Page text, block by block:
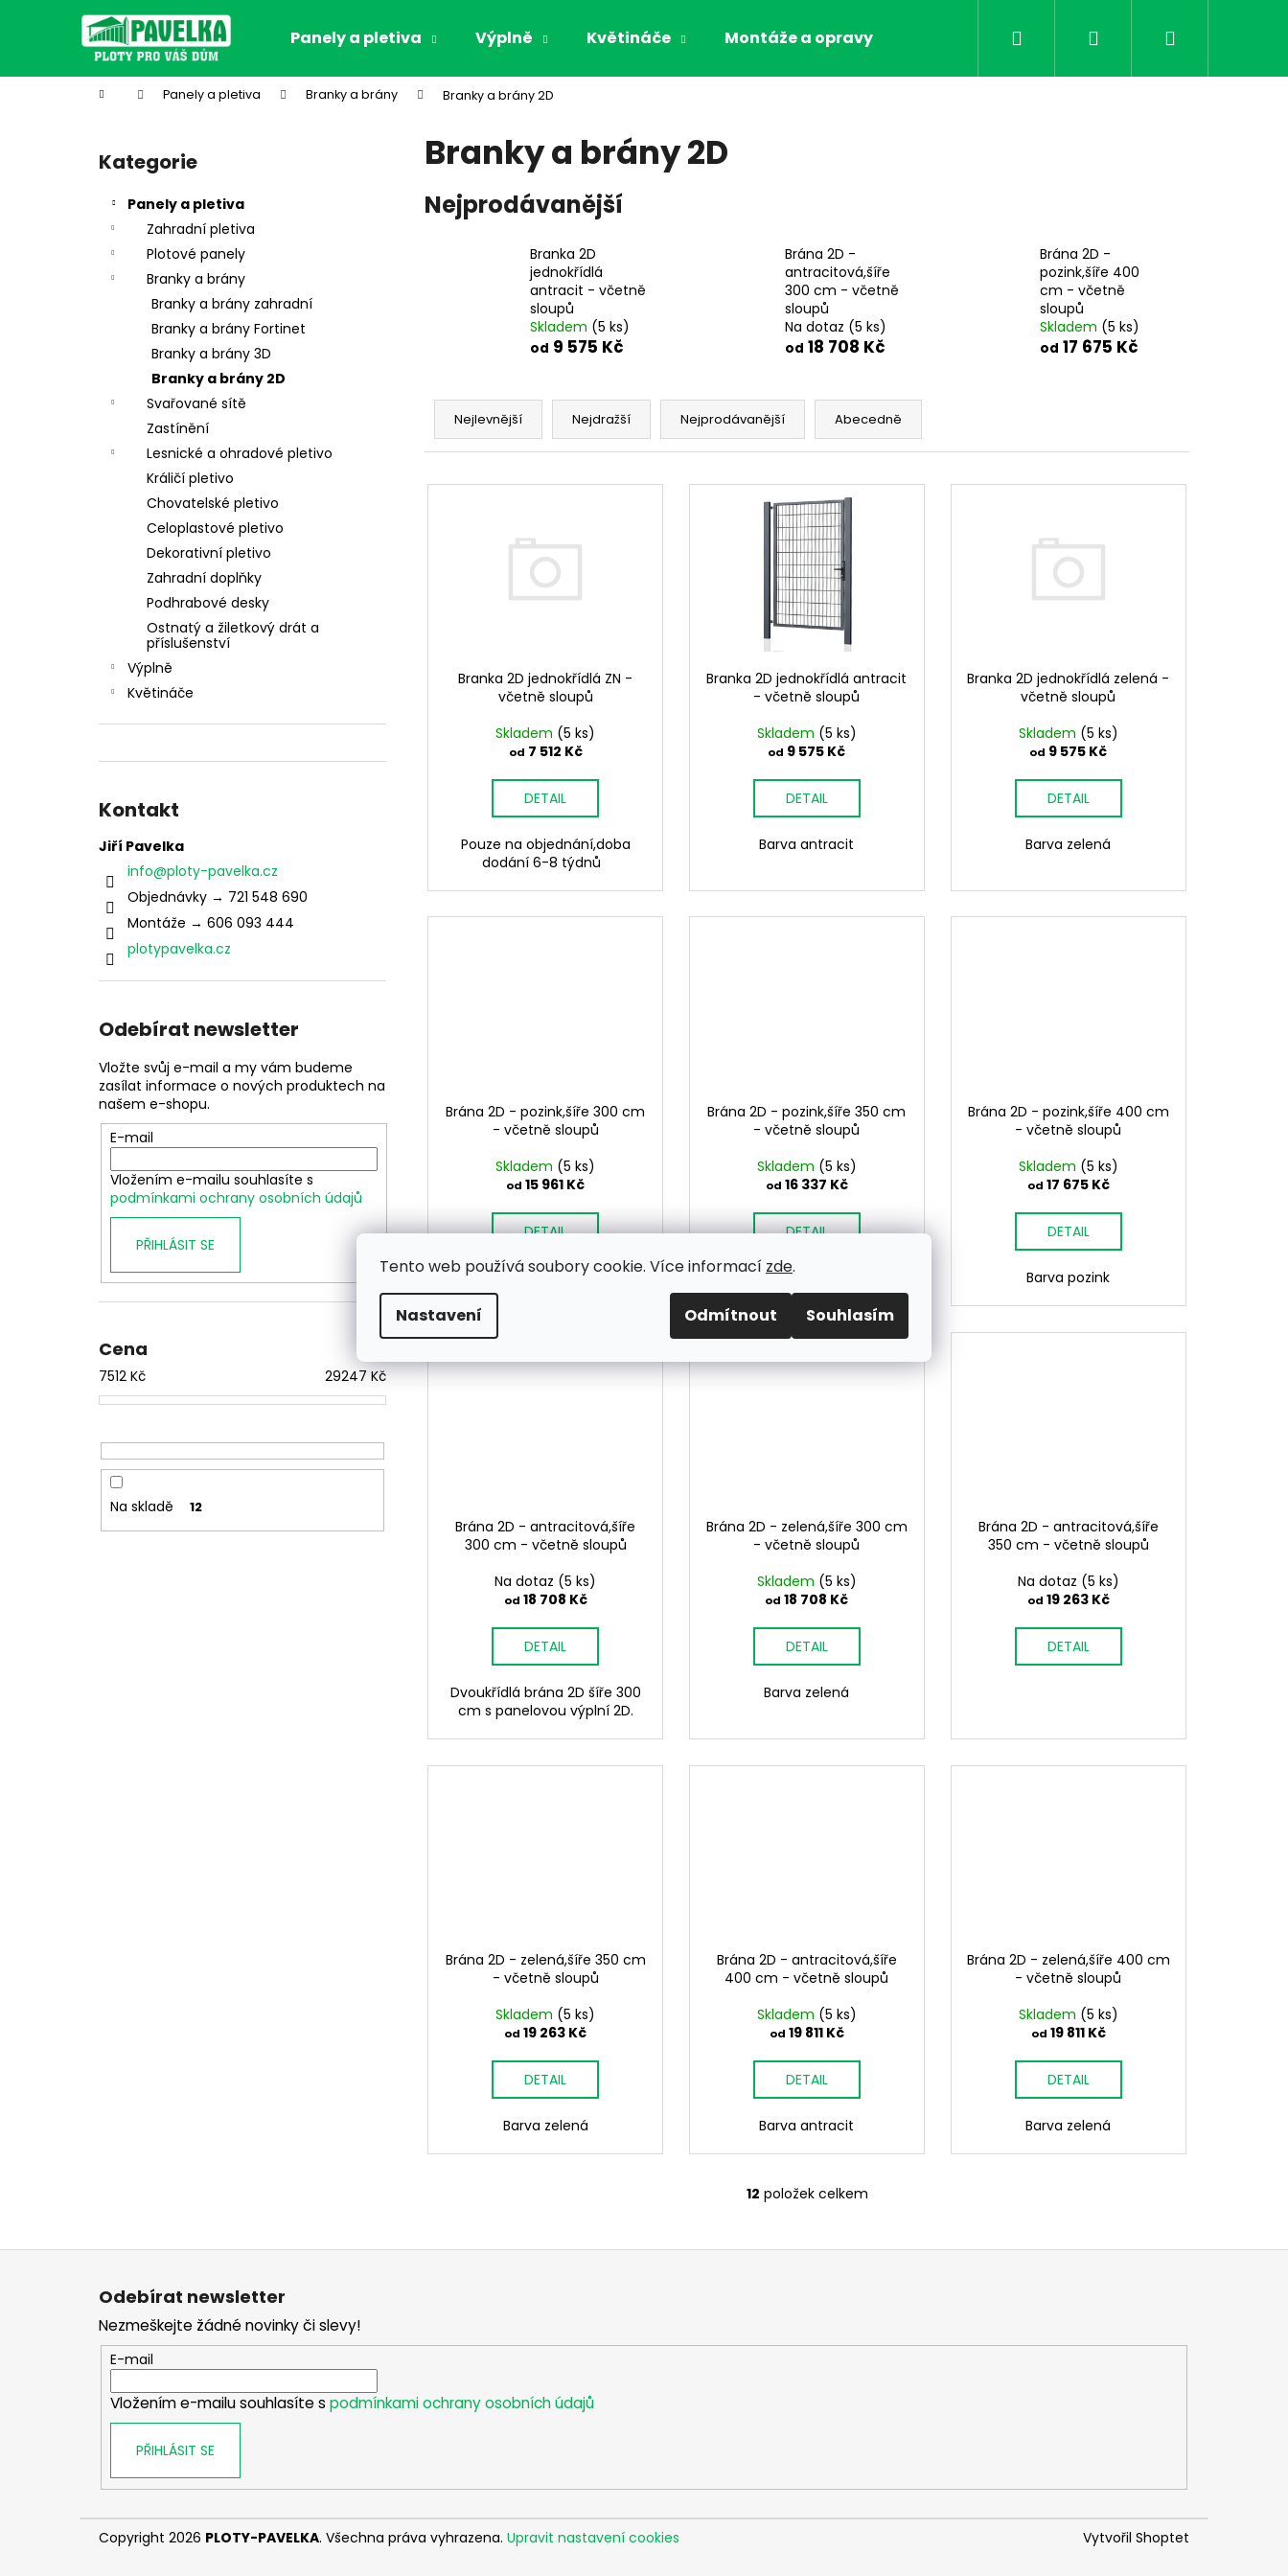
Tento web používá soubory cookie. Více informací zde.
Nastavení Odmítnout Souhlasím
Panely a pletiva Výplně Květináče Montáže a opravy Obchodní podmínky Kontakt
Přihlášení
Domů Panely a pletiva Branky a brány Branky a brány 2D
Přeskočit
kategorie
Kategorie
Panely a pletiva
Zahradní pletiva
Plotové panely
Branky a brány
Branky a brány zahradní
Branky a brány Fortinet
Branky a brány 3D
Branky a brány 2D
Svařované sítě
Zastínění
Lesnické a ohradové pletivo
Králičí pletivo
Chovatelské pletivo
Celoplastové pletivo
Dekorativní pletivo
Zahradní doplňky
Podhrabové desky
Ostnatý a žiletkový drát a
příslušenství
Výplně
Květináče
Kontakt
Jiří Pavelka
info@ploty-pavelka.cz
Objednávky → 721 548 690
Montáže → 606 093 444
plotypavelka.cz
Odebírat newsletter
Vložte svůj e-mail a my vám budeme
zasílat informace o nových produktech na
našem e-shopu.
E-mail
Vložením e-mailu souhlasíte s
podmínkami ochrany osobních údajů
PŘIHLÁSIT SE
Cena
7512 Kč 29247 Kč
Na skladě 12
Branky a brány 2D
Nejprodávanější
Branka 2D
jednokřídlá
antracit - včetně
sloupů
Skladem (5 ks)
od 9 575 Kč
Brána 2D -
antracitová,šíře
300 cm - včetně
sloupů
Na dotaz (5 ks)
od 18 708 Kč
Brána 2D -
pozink,šíře 400
cm - včetně
sloupů
Skladem (5 ks)
od 17 675 Kč
Ř
z
Nejlevnější Nejdražší Nejprodávanější Abecedně
V
Branka 2D jednokřídlá ZN -
včetně sloupů
Skladem (5 ks)
od 7 512 Kč
DETAIL
Pouze na objednání,doba
dodání 6-8 týdnů
Branka 2D jednokřídlá antracit
- včetně sloupů
Skladem (5 ks)
od 9 575 Kč
DETAIL
Barva antracit
Branka 2D jednokřídlá zelená -
včetně sloupů
Skladem (5 ks)
od 9 575 Kč
DETAIL
Barva zelená
Brána 2D - pozink,šíře 300 cm
- včetně sloupů
Skladem (5 ks)
od 15 961 Kč
DETAIL
Barva pozink
Brána 2D - pozink,šíře 350 cm
- včetně sloupů
Skladem (5 ks)
od 16 337 Kč
DETAIL
Barva pozink
Brána 2D - pozink,šíře 400 cm
- včetně sloupů
Skladem (5 ks)
od 17 675 Kč
DETAIL
Barva pozink
Brána 2D - antracitová,šíře
300 cm - včetně sloupů
Na dotaz (5 ks)
od 18 708 Kč
DETAIL
Dvoukřídlá brána 2D šíře 300
cm s panelovou výplní 2D.
Brána 2D - zelená,šíře 300 cm
- včetně sloupů
Skladem (5 ks)
od 18 708 Kč
DETAIL
Barva zelená
Brána 2D - antracitová,šíře
350 cm - včetně sloupů
Na dotaz (5 ks)
od 19 263 Kč
DETAIL
Brána 2D - zelená,šíře 350 cm
- včetně sloupů
Skladem (5 ks)
od 19 263 Kč
DETAIL
Barva zelená
Brána 2D - antracitová,šíře
400 cm - včetně sloupů
Skladem (5 ks)
od 19 811 Kč
DETAIL
Barva antracit
Brána 2D - zelená,šíře 400 cm
- včetně sloupů
Skladem (5 ks)
od 19 811 Kč
DETAIL
Barva zelená
O
l
í
ý
p
12 položek celkem
í
Zpět
do
Zpět
do
Co potřebujete najít?
Doporučujeme
ŠROUB SAMOŘEZNÝ K PŘÍCHYTCE PRO
PANEL 2D
PŘÍCHYTKA 3D NA KONSTRUKCI
BRANKY-NEREZ
PŘÍCHYTKA PLOTOVÁ PVC PRO PANEL
2D - ČERNÁ
Odebírat newsletter
Nezmeškejte žádné novinky či slevy!
E-mail
Vložením e-mailu souhlasíte s podmínkami ochrany osobních údajů
PŘIHLÁSIT SE
Vytvořil Shoptet
Copyright 2026 PLOTY-PAVELKA. Všechna práva vyhrazena. Upravit nastavení cookies